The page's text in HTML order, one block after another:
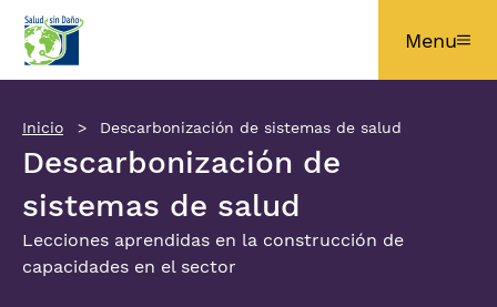
Pasar al contenido principal
Menu
Inicio Descarbonización de sistemas de salud
Descarbonización de
sistemas de salud
Lecciones aprendidas en la construcción de
capacidades en el sector